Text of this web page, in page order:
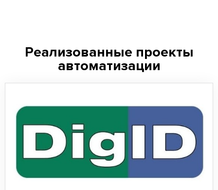
Реализованные проекты
автоматизации